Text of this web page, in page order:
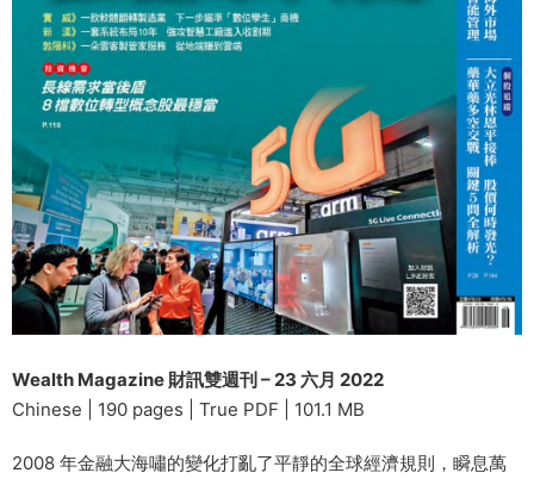
Wealth Magazine 財訊雙週刊 – 23 六月 2022
Chinese | 190 pages | True PDF | 101.1 MB
2008 年金融大海嘯的變化打亂了平靜的全球經濟規則，瞬息萬